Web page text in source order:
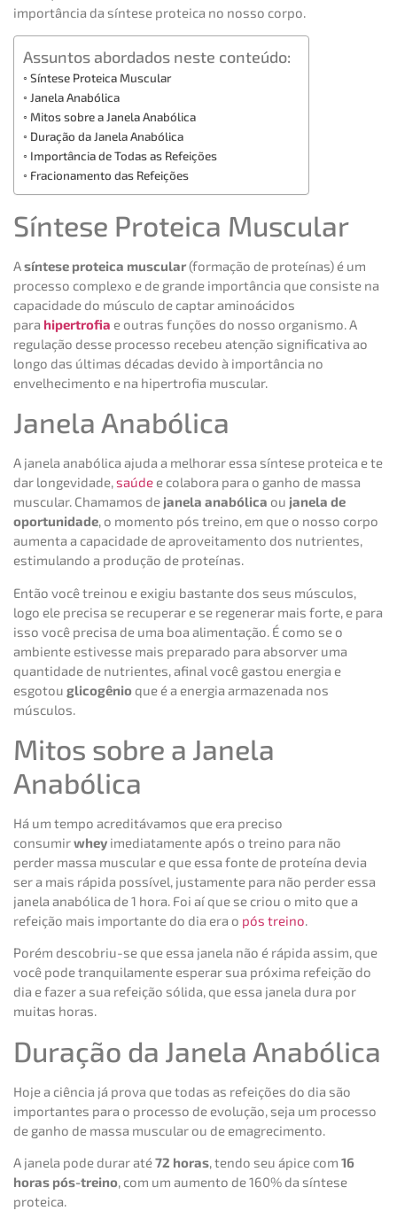
importância da síntese proteica no nosso corpo.
Assuntos abordados neste conteúdo:
Síntese Proteica Muscular
Janela Anabólica
Mitos sobre a Janela Anabólica
Duração da Janela Anabólica
Importância de Todas as Refeições
Fracionamento das Refeições
Síntese Proteica Muscular
Asíntese proteica muscular(formação de proteínas) é um
processo complexo e de grande importância que consiste na
capacidade do músculo de captar aminoácidos
para hipertrofia e outras funções do nosso organismo. A
regulação desse processo recebeu atenção significativa ao
longo das últimas décadas devido à importância no
envelhecimento e na hipertrofia muscular.
Janela Anabólica
A janela anabólica ajuda a melhorar essa síntese proteica e te
dar longevidade,saúde e colabora para o ganho de massa
muscular. Chamamos de janela anabólica ou janela de
oportunidade, o momento pós treino, em que o nosso corpo
aumenta a capacidade de aproveitamento dos nutrientes,
estimulando a produção de proteínas.
Então você treinou e exigiu bastante dos seus músculos,
logo ele precisa se recuperar e se regenerar mais forte, e para
isso você precisa de uma boa alimentação. É como se o
ambiente estivesse mais preparado para absorver uma
quantidade de nutrientes, afinal você gastou energia e
esgotou glicogênio que é a energia armazenada nos
músculos.
Mitos sobre a Janela
Anabólica
Há um tempo acreditávamos que era preciso
consumirwhey imediatamente após o treino para não
perder massa muscular e que essa fonte de proteína devia
ser a mais rápida possível, justamente para não perder essa
janela anabólica de 1 hora. Foi aí que se criou o mito que a
refeição mais importante do dia era o pós treino.
Porém descobriu-se que essa janela não é rápida assim, que
você pode tranquilamente esperar sua próxima refeição do
dia e fazer a sua refeição sólida, que essa janela dura por
muitas horas.
Duração da Janela Anabólica
Hoje a ciência já prova que todas as refeições do dia são
importantes para o processo de evolução, seja um processo
de ganho de massa muscular ou de emagrecimento.
A janela pode durar até72 horas, tendo seu ápice com 16
horas pós-treino, com um aumento de 160% da síntese
proteica.